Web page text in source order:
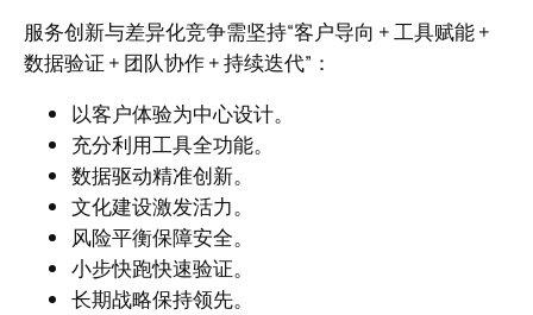
服务创新与差异化竞争需坚持“客户导向 + 工具赋能 +
数据验证 + 团队协作 + 持续迭代”：
以客户体验为中心设计。
充分利用工具全功能。
数据驱动精准创新。
文化建设激发活力。
风险平衡保障安全。
小步快跑快速验证。
长期战略保持领先。